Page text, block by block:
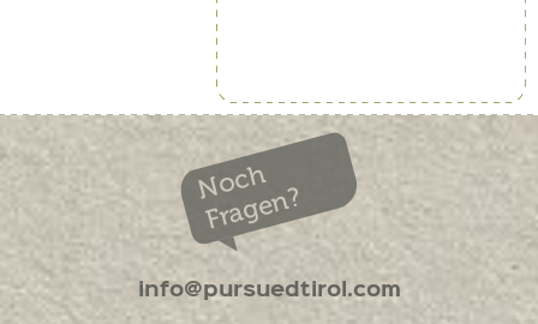
Noch
Fragen?
info@pursuedtirol.com